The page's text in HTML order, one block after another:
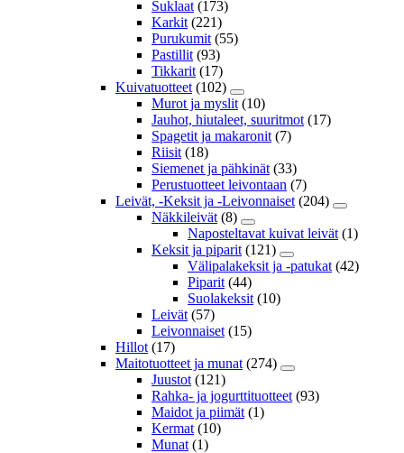
Suklaat (173)
Karkit (221)
Purukumit (55)
Pastillit (93)
Tikkarit (17)
Kuivatuotteet (102)
Murot ja myslit (10)
Jauhot, hiutaleet, suuritmot (17)
Spagetit ja makaronit (7)
Riisit (18)
Siemenet ja pähkinät (33)
Perustuotteet leivontaan (7)
Leivät, -Keksit ja -Leivonnaiset (204)
Näkkileivät (8)
Naposteltavat kuivat leivät (1)
Keksit ja piparit (121)
Välipalakeksit ja -patukat (42)
Piparit (44)
Suolakeksit (10)
Leivät (57)
Leivonnaiset (15)
Hillot (17)
Maitotuotteet ja munat (274)
Juustot (121)
Rahka- ja jogurttituotteet (93)
Maidot ja piimät (1)
Kermat (10)
Munat (1)